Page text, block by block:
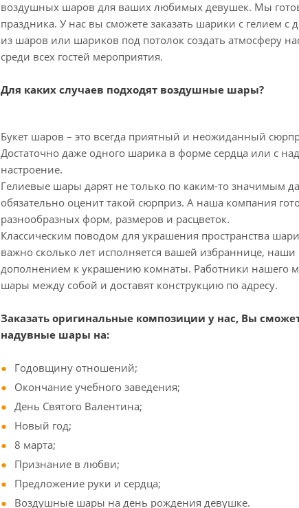
воздушных шаров для ваших любимых девушек. Мы
праздника. У нас вы сможете заказать шарики с гелием
из шаров или шариков под потолок создать атмосферу
среди всех гостей мероприятия.
Для каких случаев подходят воздушные шары?
Букет шаров – это всегда приятный и неожиданный
Достаточно даже одного шарика в форме сердца или с
настроение.
Гелиевые шары дарят не только по каким-то значимым
обязательно оценит такой сюрприз. А наша компания
разнообразных форм, размеров и расцветок.
Классическим поводом для украшения пространства
важно сколько лет исполняется вашей избраннице,
дополнением к украшению комнаты. Работники нашего
шары между собой и доставят конструкцию по адресу.
Заказать оригинальные композиции у нас, Вы
надувные шары на:
Годовщину отношений;
Окончание учебного заведения;
День Святого Валентина;
Новый год;
8 марта;
Признание в любви;
Предложение руки и сердца;
Воздушные шары на день рождения девушке.